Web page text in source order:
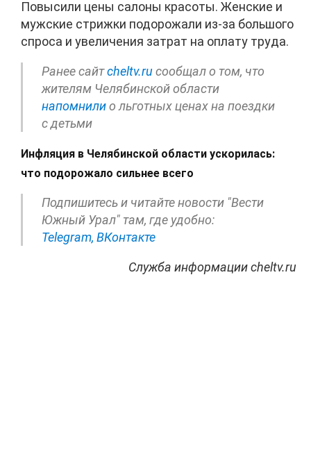
Повысили цены салоны красоты. Женские и
мужские стрижки подорожали из-за большого
спроса и увеличения затрат на оплату труда.
Ранее сайтcheltv.ru сообщал о том, что
жителям Челябинской области
напомнилио льготных ценах на поездки
с детьми
Инфляция в Челябинской области ускорилась:
что подорожало сильнее всего
Подпишитесь и читайте новости "Вести
Южный Урал" там, где удобно:
Telegram, ВКонтакте
Служба информации cheltv.ru